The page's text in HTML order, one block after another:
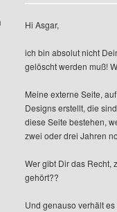
Profile anzeigen
Hi Asgar,
ich bin absolut nicht
gelöscht werden muß!
Meine externe Seite,
Designs erstellt, die
diese Seite bestehen,
zwei oder drei Jahren
Wer gibt Dir das Recht,
gehört??
Und genauso verhält